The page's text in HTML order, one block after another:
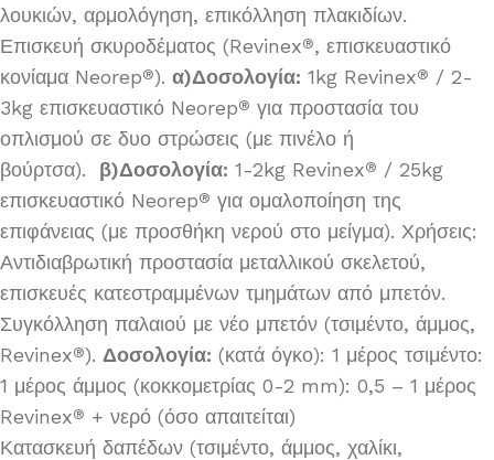
λουκιών, αρμολόγηση, επικόλληση πλακιδίων.
Επισκευή σκυροδέματος (Revinex®, επισκευαστικό
κονίαμα Neorep®). α)Δοσολογία: 1kg Revinex® / 2-
3kg επισκευαστικό Neorep® για προστασία του
οπλισμού σε δυο στρώσεις (με πινέλο ή
βούρτσα). β)Δοσολογία: 1-2kg Revinex® / 25kg
επισκευαστικό Neorep® για ομαλοποίηση της
επιφάνειας (με προσθήκη νερού στο μείγμα). Χρήσεις:
Αντιδιαβρωτική προστασία μεταλλικού σκελετού,
επισκευές κατεστραμμένων τμημάτων από μπετόν.
Συγκόλληση παλαιού με νέο μπετόν (τσιμέντο, άμμος,
Revinex®). Δοσολογία: (κατά όγκο): 1 μέρος τσιμέντο:
1 μέρος άμμος (κοκκομετρίας 0-2 mm): 0,5 – 1 μέρος
Revinex® + νερό (όσο απαιτείται)
Κατασκευή δαπέδων (τσιμέντο, άμμος, χαλίκι,